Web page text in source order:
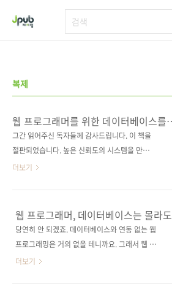
복제
웹 프로그래머를 위한 데이터베이스를
지탱하는 기술
그간 읽어주신 독자들께 감사드립니다. 이 책을
절판되었습니다. 높은 신뢰도의 시스템을 만들
기 위한 나침반! 대용량 데이터를 빠르고 안정적
빠르고 알기 쉽게 배우자! 출판사 제이펍 원출판
사 技術評論社 원서명 Webエンジニアのため
の データベース技術[実践]入門(원서 ISBN
(松信 嘉範) 역자명 정인식 출판일 2012년 11
월 16일 페이지 368쪽 판형 크라운판 변형
더보기
웹 프로그래머, 데이터베이스는 몰라도
될까요?
당연히 안 되겠죠. 데이터베이스와 연동 없는 웹
프로그래밍은 거의 없을 테니까요. 그래서 웹 프
로그래가 되고자 한다면 기본적인 HTML은 물
더보기